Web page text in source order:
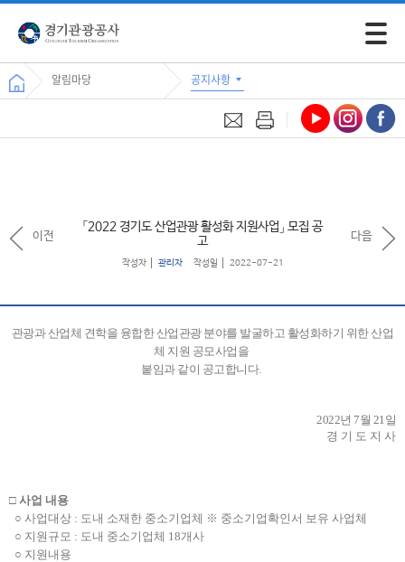
모바일
알림마당 공지사항
「2022 경기도 산업관광 활성화 지원사업」 모집 공
고
작성자 관리자 작성일 2022-07-21
이전 다음
관광과 산업체 견학을 융합한 산업관광 분야를 발굴하고 활성화하기 위한 산업
체 지원 공모사업을
붙임과 같이 공고합니다.
2022년 7월 21일
경 기 도 지 사
□ 사업 내용
○ 사업대상 : 도내 소재한 중소기업체 ※ 중소기업확인서 보유 사업체
○ 지원규모 : 도내 중소기업체 18개사
○ 지원내용